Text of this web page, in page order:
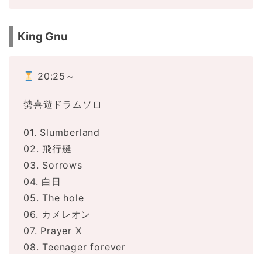
King Gnu
20:25～
勢喜遊ドラムソロ
01. Slumberland
02. 飛行艇
03. Sorrows
04. 白日
05. The hole
06. カメレオン
07. Prayer X
08. Teenager forever